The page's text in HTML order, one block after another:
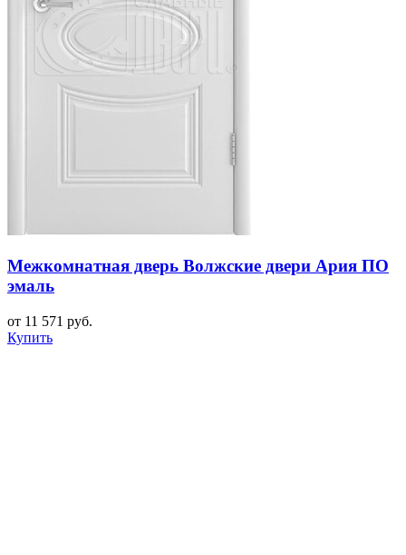
Межкомнатная дверь Волжские двери Ария ПО
эмаль
от 11 571 руб.
Купить